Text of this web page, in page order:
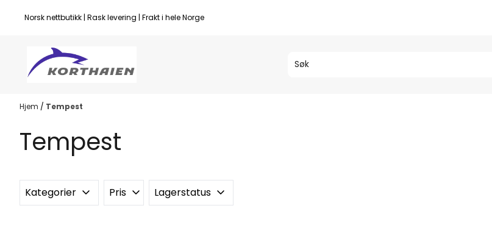
Hopp til innhold
Norsk nettbutikk | Rask levering | Frakt i hele Norge
Hjem / Tempest
Tempest
Kategorier Pris Lagerstatus